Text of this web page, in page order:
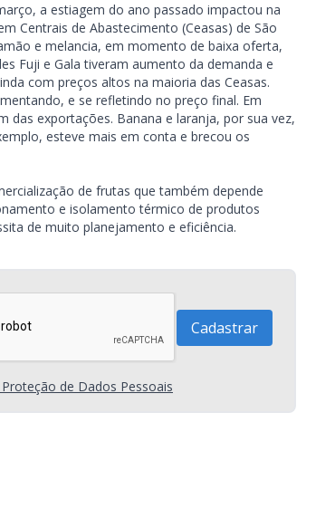
a estiagem do ano passado impactou na
Centrais de Abastecimento (Ceasas) de São
e melancia, em momento de baixa oferta,
Fuji e Gala tiveram aumento da demanda e
com preços altos na maioria das Ceasas.
e se refletindo no preço final. Em
exportações. Banana e laranja, por sua vez,
esteve mais em conta e brecou os
de frutas que também depende
e isolamento térmico de produtos
de muito planejamento e eficiência.
de Dados Pessoais